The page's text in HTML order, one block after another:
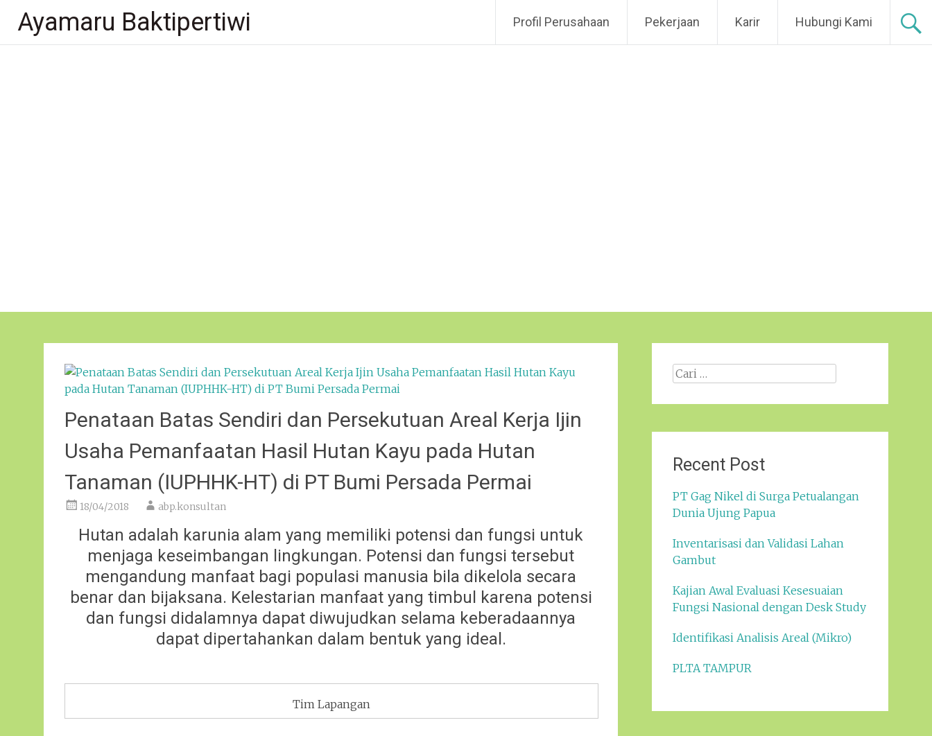
konten
Ayamaru Baktipertiwi Profil Perusahaan Pekerjaan Karir Hubungi Kami
Penataan Batas Sendiri dan Persekutuan Areal Kerja Ijin
Usaha Pemanfaatan Hasil Hutan Kayu pada Hutan
Tanaman (IUPHHK-HT) di PT Bumi Persada Permai
18/04/2018 abp.konsultan
Hutan adalah karunia alam yang memiliki potensi dan fungsi untuk
menjaga keseimbangan lingkungan. Potensi dan fungsi tersebut
mengandung manfaat bagi populasi manusia bila dikelola secara
benar dan bijaksana. Kelestarian manfaat yang timbul karena potensi
dan fungsi didalamnya dapat diwujudkan selama keberadaannya
dapat dipertahankan dalam bentuk yang ideal.
Tim Lapangan
Cari
Recent Post
PT Gag Nikel di Surga Petualangan
Dunia Ujung Papua
Inventarisasi dan Validasi Lahan
Gambut
Kajian Awal Evaluasi Kesesuaian
Fungsi Nasional dengan Desk Study
Identifikasi Analisis Areal (Mikro)
PLTA TAMPUR